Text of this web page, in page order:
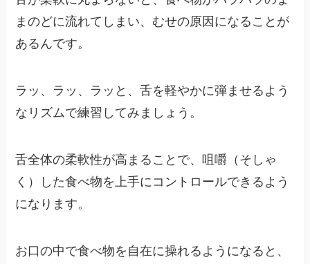
まのどに流れてしまい、むせの原因になることが
あるんです。
ラッ、ラッ、ラッと、舌を軽やかに弾ませるよう
なリズムで練習してみましょう。
舌全体の柔軟性が高まることで、咀嚼（そしゃ
く）した食べ物を上手にコントロールできるよう
になります。
お口の中で食べ物を自在に操れるようになると、